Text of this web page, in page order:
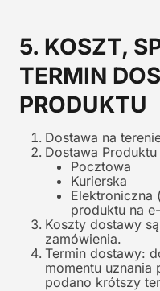
5. KOSZT,
TERMIN
PRODUKTU
Dostawa na
Dostawa
Pocztowa
Kurierska
Elektroniczna
produktu na
Koszty dostawy
zamówienia.
Termin dostawy:
momentu uznania
podano krótszy